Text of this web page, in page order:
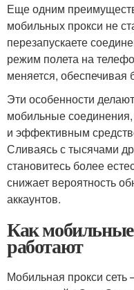
Еще одним
мобильных прокси не
перезапускаете
режим полета на
меняется, обеспечивая
Эти особенности
мобильные
и эффективным
Сливаясь с тысячами
становитесь более
снижает вероятность
аккаунтов.
Как
работают
Мобильная прокси сеть